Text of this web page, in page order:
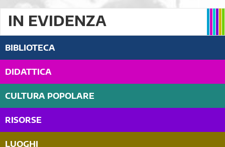
IN EVIDENZA
BIBLIOTECA
DIDATTICA
CULTURA POPOLARE
RISORSE
LUOGHI